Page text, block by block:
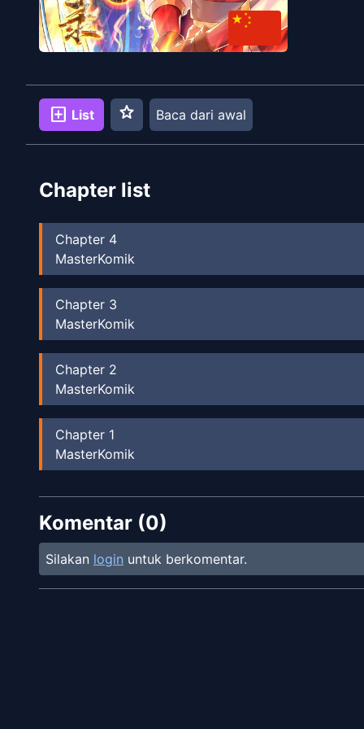
add_box List star Baca dari awal
Chapter list
Chapter 4
MasterKomik
Chapter 3
MasterKomik
Chapter 2
MasterKomik
Chapter 1
MasterKomik
Komentar (0)
Silakan login untuk berkomentar.